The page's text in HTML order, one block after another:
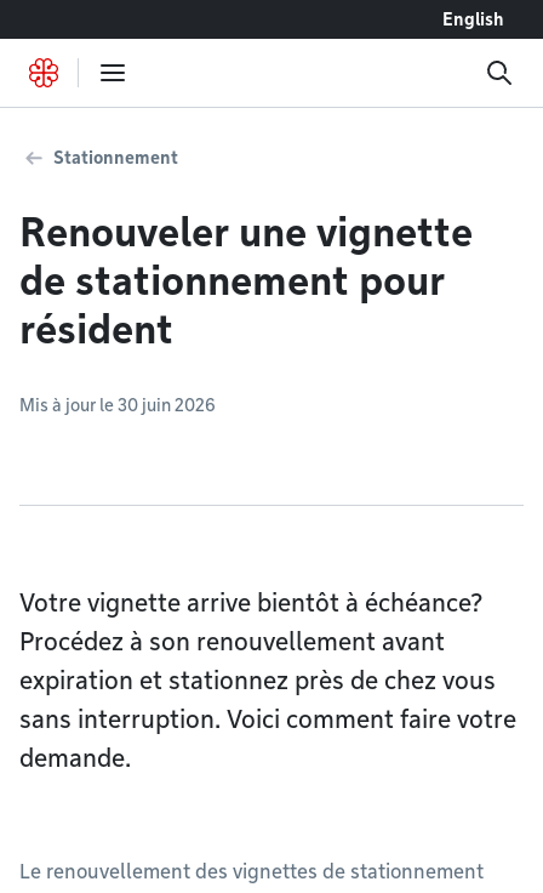
English
Stationnement
Renouveler une vignette
de stationnement pour
résident
Mis à jour le 30 juin 2026
Votre vignette arrive bientôt à échéance?
Procédez à son renouvellement avant
expiration et stationnez près de chez vous
sans interruption. Voici comment faire votre
demande.
Le renouvellement des vignettes de stationnement